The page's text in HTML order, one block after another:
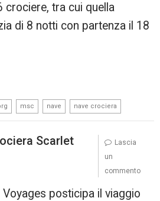
crociere, tra cui quella
di 8 notti con partenza il 18
msc nave nave crociera
Scarlet
Voyages posticipa il viaggio
Lascia
un
commento